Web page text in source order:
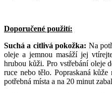
Doporučené použití:
Suchá a citlivá pokožka: Na
oleje a jemnou masáží jej
hrubou kůži. Pro vstřebání oleje
ruce nebo tělo. Popraskaná
potřebná místa a na 20 minut